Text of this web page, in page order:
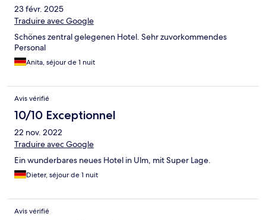
23 févr. 2025
Traduire avec Google
Schönes zentral gelegenen Hotel. Sehr zuvorkommendes
Personal
Anita, séjour de 1 nuit
Avis vérifié
10/10 Exceptionnel
22 nov. 2022
Traduire avec Google
Ein wunderbares neues Hotel in Ulm, mit Super Lage.
Dieter, séjour de 1 nuit
Avis vérifié